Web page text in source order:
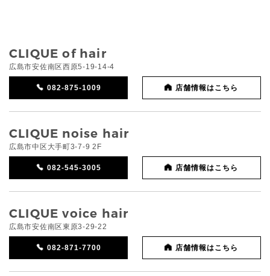
CLIQUE of hair
広島市安佐南区西原5-19-14-4
082-875-1009 店舗情報はこちら
CLIQUE noise hair
広島市中区大手町3-7-9 2F
082-545-3005 店舗情報はこちら
CLIQUE voice hair
広島市安佐南区東原3-29-22
082-871-7700 店舗情報はこちら